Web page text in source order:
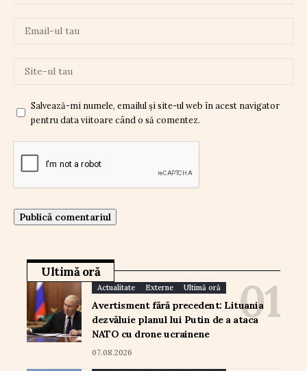
Salvează-mi numele, emailul și site-ul web în acest navigator
pentru data viitoare când o să comentez.
Ultimă oră
Actualitate Externe Ultimă oră
Avertisment fără precedent: Lituania
dezvăluie planul lui Putin de a ataca
NATO cu drone ucrainene
07.08.2026